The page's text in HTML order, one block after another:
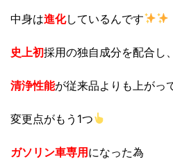
中身は進化しているんです
史上初採用の独自成分を配合し、
清浄性能が従来品よりも上がっ
変更点がもう1つ
ガソリン車専用になった為